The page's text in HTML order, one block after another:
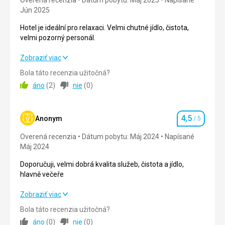
Skvělá, lehátka zdarma k dispozici v hotelu.
Strava
Chutné, rozmanité, krásně prezentované.
Čisté, funkční a dobře klimatizované.
Služby
Profesionální a přátelský servis. Děkujeme Agnieszce na
recepci za její pomoc a péči.
Táto recenzia bola preložená automaticky pomocou
Google Translate
Jún 2025
Hotel je ideální pro relaxaci. Velmi chutné jídlo, čistota,
velmi pozorný personál.
Hotel je ideální pro relaxaci. Velmi chutné jídlo, čistota,
Strava
Okolie 5,0/ 5
Služby
Cena
Pláž
Malá zátoka, písčitá, bezvětří.
Strava
Zobraziť viac
Bola táto recenzia užitočná?
áno (2) nie (0)
Anonym Hodnotenie
4,5 / 5
Overená recenzia Dátum pobytu: Máj 2024
Napísané
Máj 2024
Doporučuji, velmi dobrá kvalita služeb, čistota a jídlo,
hlavně večeře
Doporučuji, velmi dobrá kvalita služeb, čistota a jídlo,
Zobraziť viac
Bola táto recenzia užitočná?
áno (0) nie (0)